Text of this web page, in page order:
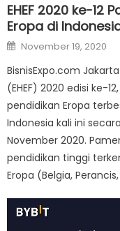
EHEF 2020 ke-12
Eropa di
Posted
on
November 19, 2020
BisnisExpo.com
(EHEF) 2020 edisi ke-
pendidikan Eropa
Indonesia kali ini
November 2020.
pendidikan tinggi
Eropa (Belgia,